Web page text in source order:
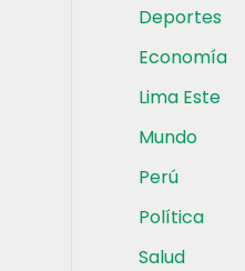
Deportes
Economía
Lima Este
Mundo
Perú
Política
Salud